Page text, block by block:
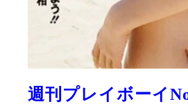
週刊プレイボーイ